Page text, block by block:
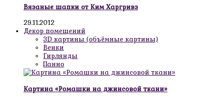
Вязаные шапки от Ким Харгривз
29.11.2012
Декор помещений
3D картины (объёмные картины)
Венки
Гирлянды
Панно
Картина «Ромашки на джинсовой ткани»